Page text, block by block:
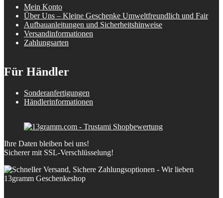
Mein Konto
Über Uns – Kleine Geschenke Umweltfreundlich und Fair
Aufbauanleitungen und Sicherheitshinweise
Versandinformationen
Zahlungsarten
Für Händler
Sonderanfertigungen
Händlerinformationen
Ihre Daten bleiben bei uns!
Sicherer mit SSL-Verschlüsselung!